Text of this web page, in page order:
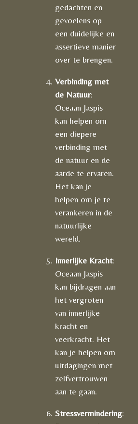
gedachten en
gevoelens op
een duidelijke en
assertieve manier
over te brengen.
Verbinding met
de Natuur:
Oceaan Jaspis
kan helpen om
een diepere
verbinding met
de natuur en de
aarde te ervaren.
Het kan je
helpen om je te
verankeren in de
natuurlijke
wereld.
Innerlijke Kracht:
Oceaan Jaspis
kan bijdragen aan
het vergroten
van innerlijke
kracht en
veerkracht. Het
kan je helpen om
uitdagingen met
zelfvertrouwen
aan te gaan.
Stressvermindering: